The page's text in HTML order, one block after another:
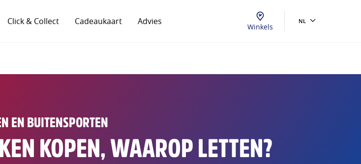
Click & Collect Cadeaukaart Advies Winkels
NL
EN BUITENSPORTEN
KOPEN, WAAROP LETTEN?